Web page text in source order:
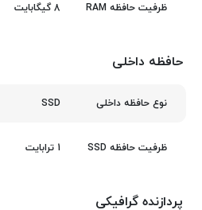
ظرفیت حافظه RAM 8 گیگابایت
حافظه داخلی
نوع حافظه داخلی SSD
ظرفیت حافظه SSD 1 ترابایت
پردازنده گرافیکی